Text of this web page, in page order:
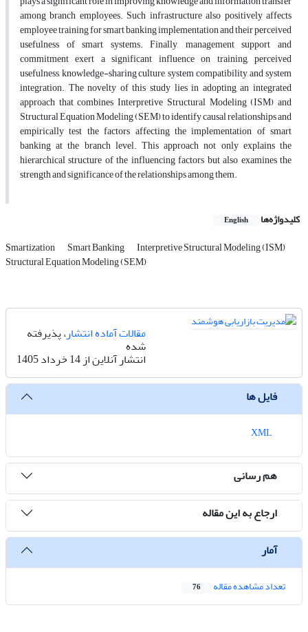
among branch employees. Such infrastructure also positively affects
employee training for smart banking implementation and their perceived
usefulness of smart systems. Finally, management support and
commitment exert a significant influence on training, perceived
usefulness, knowledge-sharing culture, system compatibility, and system
integration. The novelty of this study lies in adopting an integrated
approach that combines Interpretive Structural Modeling (ISM) and
Structural Equation Modeling (SEM) to identify causal relationships and
empirically test the factors affecting the implementation of smart
banking at the branch level. This approach not only explains the
hierarchical structure of the influencing factors but also examines the
strength and significance of the relationships among them.
کلیدواژه‌ها English
Smartization Smart Banking Interpretive Structural Modeling (ISM)
Structural Equation Modeling (SEM)
مقالات آماده انتشار، پذیرفته
شده
انتشار آنلاین از 14 خرداد 1405
فایل ها
هم رسانی
ارجاع به این مقاله
آمار
تعداد مشاهده مقاله 76